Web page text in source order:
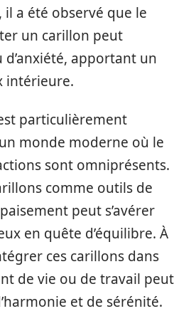
il a été observé que le
un carillon peut
d’anxiété, apportant un
intérieure.
particulièrement
monde moderne où le
sont omniprésents.
comme outils de
peut s’avérer
en quête d’équilibre. À
ces carillons dans
de vie ou de travail peut
et de sérénité.